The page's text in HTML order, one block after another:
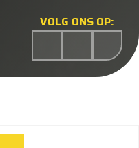
VOLG ONS OP: